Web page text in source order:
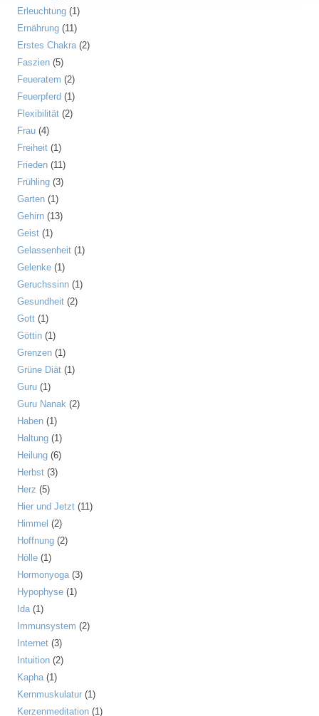
Erleuchtung (1)
Ernährung (11)
Erstes Chakra(2)
Faszien (5)
Feueratem (2)
Feuerpferd (1)
Flexibilität (2)
Frau (4)
Freiheit (1)
Frieden (11)
Frühling (3)
Garten (1)
Gehirn (13)
Geist (1)
Gelassenheit (1)
Gelenke (1)
Geruchssinn (1)
Gesundheit (2)
Gott (1)
Göttin (1)
Grenzen (1)
Grüne Diät (1)
Guru (1)
Guru Nanak (2)
Haben (1)
Haltung (1)
Heilung (6)
Herbst (3)
Herz (5)
Hier und Jetzt (11)
Himmel (2)
Hoffnung (2)
Hölle (1)
Hormonyoga(3)
Hypophyse (1)
Ida(1)
Immunsystem (2)
Internet (3)
Intuition (2)
Kapha(1)
Kernmuskulatur (1)
Kerzenmeditation (1)